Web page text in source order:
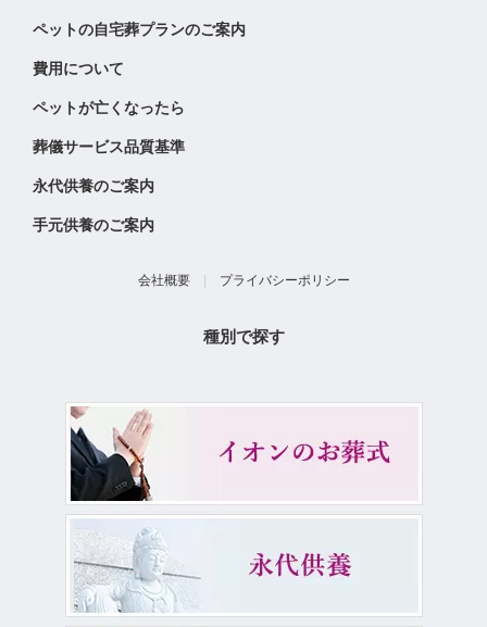
ペットの自宅葬プランのご案内
費用について
ペットが亡くなったら
葬儀サービス品質基準
永代供養のご案内
手元供養のご案内
会社概要| プライバシーポリシー
種別で探す